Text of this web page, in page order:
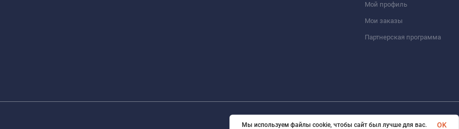
Мой профиль
Мои заказы
Партнерская программа
© 2026 eVape. Все права защищены
Мы используем файлы cookie, чтобы сайт был лучше для вас. OK